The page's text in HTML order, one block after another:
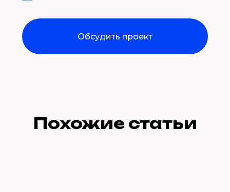
Обсудить проект
Похожие статьи